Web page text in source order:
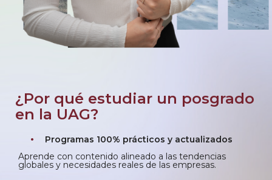
¿Por qué estudiar un posgrado
en la UAG?
Programas 100% prácticos y actualizados
Aprende con contenido alineado a las tendencias
globales y necesidades reales de las empresas.